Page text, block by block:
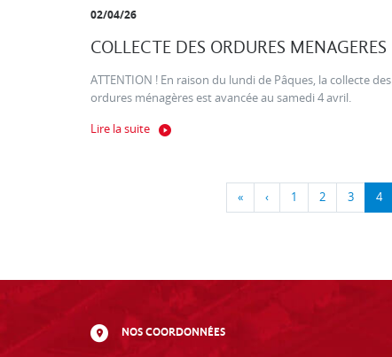
02/04/26
COLLECTE DES ORDURES MENAGERES
ATTENTION ! En raison du lundi de Pâques, la collecte des
ordures ménagères est avancée au samedi 4 avril.
Lire la suite
« ‹ 1 2 3 4
NOS COORDONNÉES